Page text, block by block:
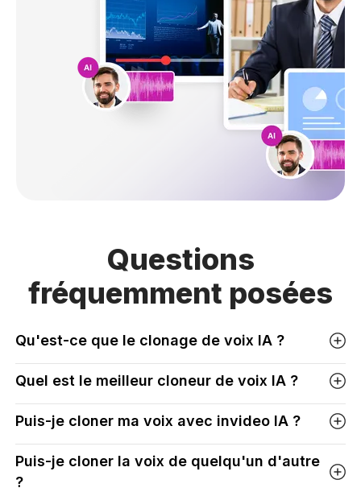
Questions
fréquemment posées
Qu'est-ce que le clonage de voix IA ?
Quel est le meilleur cloneur de voix IA ?
Puis-je cloner ma voix avec invideo IA ?
Puis-je cloner la voix de quelqu'un d'autre
?